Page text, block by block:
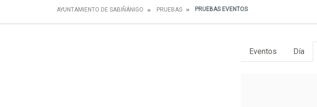
AYUNTAMIENTO DE SABIÑÁNIGO PRUEBAS PRUEBAS EVENTOS
Eventos Día